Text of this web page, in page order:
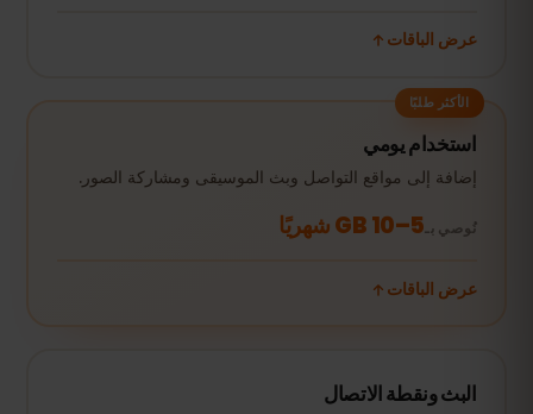
عرض الباقات
الأكثر طلبًا
استخدام يومي
إضافة إلى مواقع التواصل وبث الموسيقى ومشاركة الصور.
نُوصي بـ5–10 GB شهريًا
عرض الباقات
البث ونقطة الاتصال